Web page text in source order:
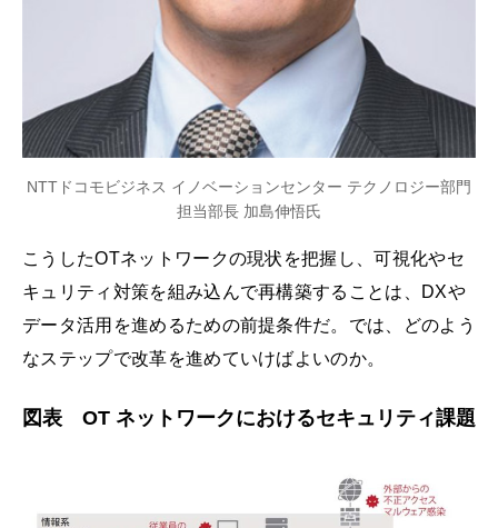
NTTドコモビジネス イノベーションセンター テクノロジー部門
担当部長 加島伸悟氏
こうしたOTネットワークの現状を把握し、可視化やセ
キュリティ対策を組み込んで再構築することは、DXや
データ活用を進めるための前提条件だ。では、どのよう
なステップで改革を進めていけばよいのか。
図表 OT ネットワークにおけるセキュリティ課題